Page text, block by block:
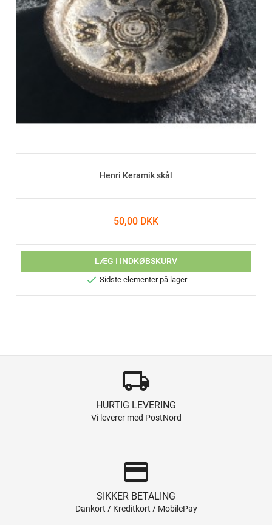
Henri Keramik skål
50,00 DKK
LÆG I INDKØBSKURV
 Sidste elementer på lager
local_shipping
HURTIG LEVERING
Vi leverer med PostNord
credit_card
SIKKER BETALING
Dankort / Kreditkort / MobilePay